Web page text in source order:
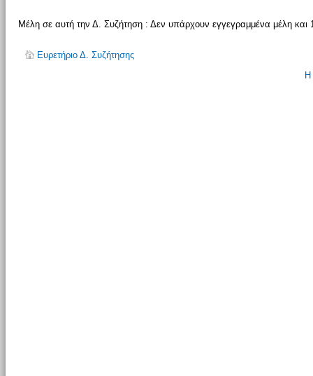
Μέλη σε αυτή την Δ. Συζήτηση : Δεν υπάρχουν εγγεγραμμένα μέλη και
Ευρετήριο Δ. Συζήτησης
Η